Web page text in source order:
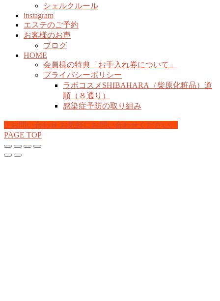
シェルクルール
instagram
エステのご予約
お客様のお声
ブログ
HOME
会員様の特典「お手入れ券について」
プライバシーポリシー
ラボコスメSHIBAHARA（柴原化粧品）道
順（８通り）
感染症予防の取り組み
お問い合わせ お気軽にお問い合わせください。
PAGE TOP